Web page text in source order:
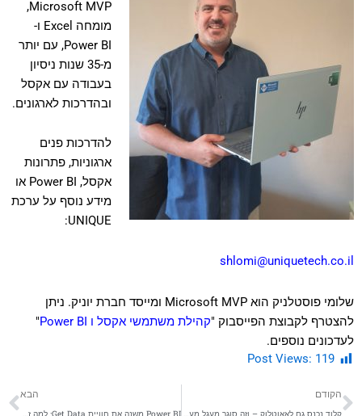
Microsoft MVP,
מומחה Excel ו-
Power BI, עם יותר
מ-35 שנות ניסיון
בעבודה עם אקסל
ובהדרכות לארגונים.
להדרכות פנים
ארגוניות, פתרונות
אקסל, Power BI או
מידע נוסף על ערכת
UNIQUE:
shlomi@uniquetech.co.il
שלומי פוסטלניק הוא Microsoft MVP ומייסד חברת יוניק. ניתן
להצטרף לקבוצת הפייסבוק "קהילת משתמשי אקסל ו Power BI
"
לעדכונים נוספים.
Post Views: 119
קודם
הקודם הבא